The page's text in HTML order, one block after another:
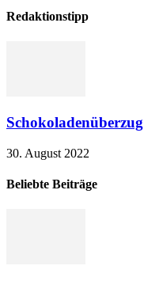
Redaktionstipp
Schokoladenüberzug
30. August 2022
Beliebte Beiträge